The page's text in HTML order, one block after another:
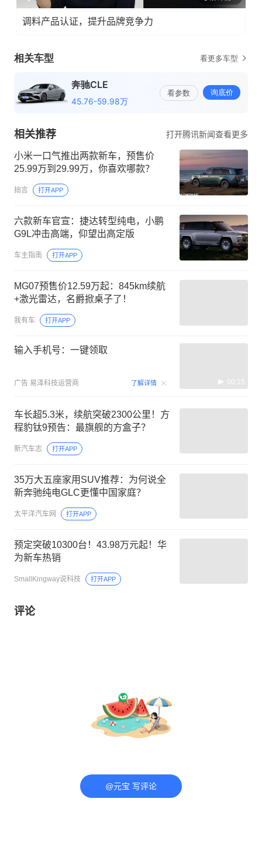
调料产品认证，提升品牌竞争力
相关推荐 打开腾讯新闻查看更多
小米一口气推出两款新车，预售价
25.99万到29.99万，你喜欢哪款？
拙言 打开APP
六款新车官宣：捷达转型纯电，小鹏
G9L冲击高端，仰望出高定版
车主指南 打开APP
MG07预售价12.59万起：845km续航
+激光雷达，名爵掀桌子了！
我有车 打开APP
输入手机号：一键领取
广告 易泽科技运营商 了解详情 00:15
车长超5.3米，续航突破2300公里！方
程豹钛9预告：最旗舰的方盒子？
新汽车志 打开APP
35万大五座家用SUV推荐：为何说全
新奔驰纯电GLC更懂中国家庭？
太平洋汽车网 打开APP
预定突破10300台！43.98万元起！华
为新车热销
SmallKingway说科技 打开APP
评论
@元宝 写评论